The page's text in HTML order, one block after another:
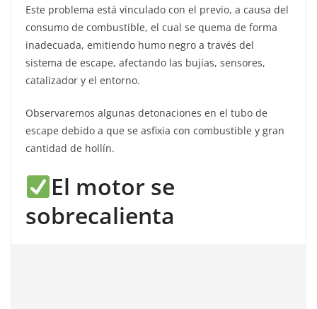
Este problema está vinculado con el previo, a causa del
consumo de combustible, el cual se quema de forma
inadecuada, emitiendo humo negro a través del
sistema de escape, afectando las bujías, sensores,
catalizador y el entorno.
Observaremos algunas detonaciones en el tubo de
escape debido a que se asfixia con combustible y gran
cantidad de hollín.
El motor se
sobrecalienta